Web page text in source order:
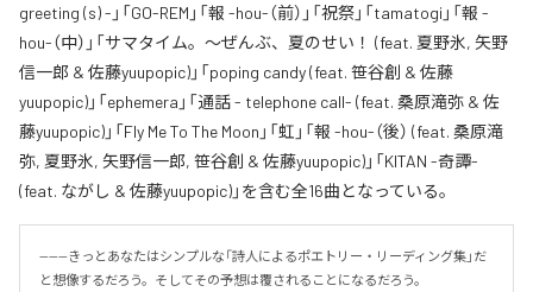
greeting (s) -」「GO-REM」「報 -hou-（前）」「祝祭」「tamatogi」「報 -
hou-（中）」「サマタイム。～ぜんぶ、夏のせい！ (feat. 夏野氷, 矢野
信一郎 & 佐藤yuupopic)」「poping candy (feat. 笹谷創 & 佐藤
yuupopic)」「ephemera」「通話 - telephone call- (feat. 桑原滝弥 & 佐
藤yuupopic)」「Fly Me To The Moon」「虹」「報 -hou-（後） (feat. 桑原滝
弥, 夏野氷, 矢野信一郎, 笹谷創 & 佐藤yuupopic)」「KITAN -奇譚-
(feat. ながし & 佐藤yuupopic)」を含む全16曲となっている。
------きっとあなたはシンプルな「詩人によるポエトリー・リーディング集」だ
と想像するだろう。そしてその予想は覆されることになるだろう。